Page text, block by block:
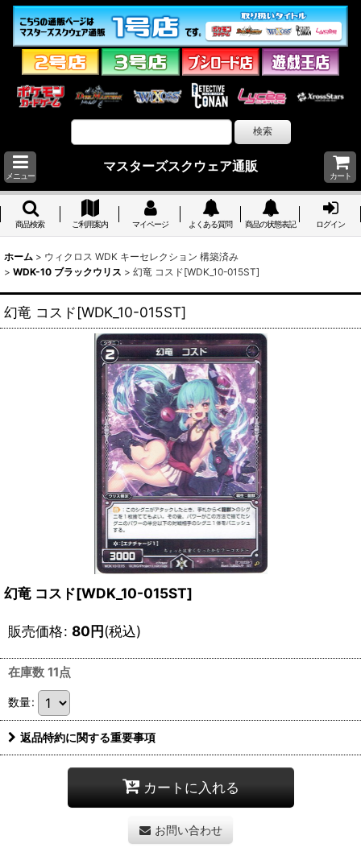
メニュー
マスターズスクウェア通販
カート
商品検索 ご利用案内 マイページ よくある質問 商品の状態表記 ログイン
ホーム > ウィクロス WDK キーセレクション 構築済み
> WDK-10 ブラックウリス > 幻竜 コスド[WDK_10-015ST]
幻竜 コスド[WDK_10-015ST]
幻竜 コスド[WDK_10-015ST]
販売価格: 80円(税込)
在庫数 11点
数量:
返品特約に関する重要事項
カートに入れる
お問い合わせ